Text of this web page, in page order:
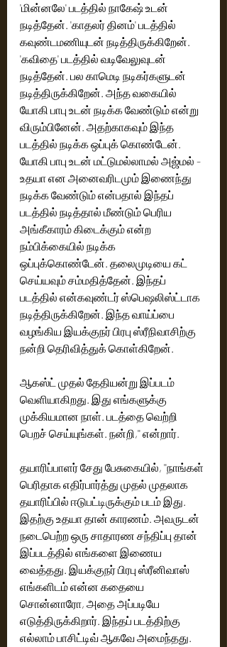
'மின்னலே' படத்தில் நாகேஷ் உடன்
நடித்தேன். 'காதலர் தினம்' படத்தில்
கவுண்டமணியுடன் நடித்திருக்கிறேன்.
'கவிதை' படத்தில் வடிவேலுவுடன்
நடித்தேன். பல காமெடி நடிகர்களுடன்
நடித்திருக்கிறேன். அந்த வகையில்
யோகி பாபு உடன் நடிக்க வேண்டும் என்று
விரும்பினேன். அதற்காகவும் இந்த
படத்தில் நடிக்க ஒப்புக் கொண்டேன்.
யோகி பாபு உடன் மட்டுமல்லாமல் அஜ்மல் -
உதயா என அனைவரிடமும் இணைந்து
நடிக்க வேண்டும் என்பதால் இந்தப்
படத்தில் நடித்தால் மீண்டும் பெரிய
அங்கீகாரம் கிடைக்கும் என்ற
நம்பிக்கையில் நடிக்க
ஒப்புக்கொண்டேன். தலைமுடியை கட்
செய்யவும் சம்மதித்தேன். இந்தப்
படத்தில் என்கவுண்டர் ஸ்பெஷலிஸ்ட்டாக
நடித்திருக்கிறேன். இந்த வாய்ப்பை
வழங்கிய இயக்குநர் பிரபு ஸ்ரீநிவாசிற்கு
நன்றி தெரிவித்துக் கொள்கிறேன்.
ஆகஸ்ட் முதல் தேதியன்று இப்படம்
வெளியாகிறது. இது எங்களுக்கு
முக்கியமான நாள். படத்தை வெற்றி
பெறச் செய்யுங்கள். நன்றி,'' என்றார்.
தயாரிப்பாளர் சேது பேசுகையில், ''நாங்கள்
பெரிதாக எதிர்பார்த்து முதல் முதலாக
தயாரிப்பில் ஈடுபட்டிருக்கும் படம் இது.
இதற்கு உதயா தான் காரணம்.‌ அவருடன்
நடைபெற்ற ஒரு சாதாரண சந்திப்பு தான்
இப்படத்தில் எங்களை இணைய
வைத்தது. இயக்குநர் பிரபு ஸ்ரீனிவாஸ்
எங்களிடம் என்ன கதையை
சொன்னாரோ, அதை அப்படியே
எடுத்திருக்கிறார். இந்தப் படத்திற்கு
எல்லாம் பாசிட்டிவ் ஆகவே அமைந்தது.